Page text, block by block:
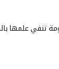
تنفي علمها